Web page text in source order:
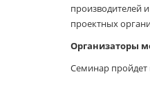
производителей
проектных
Организаторы
Семинар